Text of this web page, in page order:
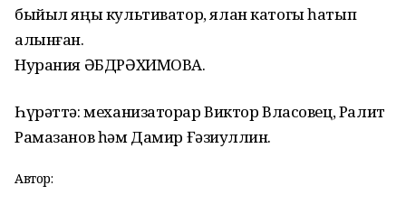
быйыл яңы культиватор, ялан катогы һатып
алынған.
Нурания ӘБДРӘХИМОВА.
Һүрәттә: механизаторҙар Виктор Власовец, Ралит
Рамазанов һәм Дамир Ғәзиҙуллин.
Автор: